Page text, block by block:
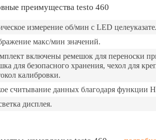
преимущества testo 460
измерение об/мин с LED
макс/мин значений.
включены ремешок для переноски
для безопасного хранения, чехол для
калибровки.
считывание данных благодаря функции
дисплея.